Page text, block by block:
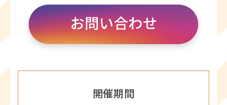
■#キヌア
■#PR
※Instagramアカウントのプライバシー設定を「公開」にし
てご参加ください
3. 応募について
くお読みいただき、ご同意いただける場合に限り、ご応募く
開催期間